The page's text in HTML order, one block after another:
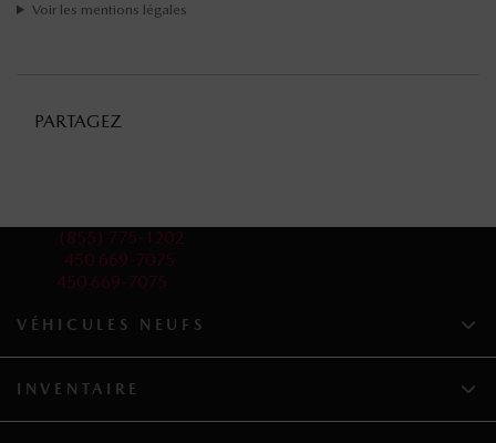
Voir les mentions légales
PARTAGEZ
(855) 775-1202
450 669-7075
450 669-7075
VÉHICULES NEUFS
INVENTAIRE